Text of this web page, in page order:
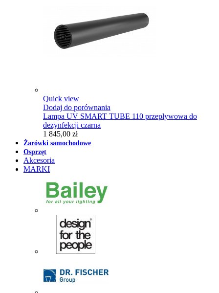
Quick view
Dodaj do porównania
Lampa UV SMART TUBE 110 przepływowa do
dezynfekcji czarna
1 845,00 zł
Żarówki samochodowe
Osprzęt
Akcesoria
MARKI